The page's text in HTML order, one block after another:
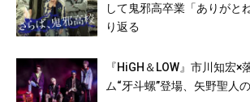
して鬼邪高卒業「ありがと
り返る
『HiGH＆LOW』市川知宏×
ム“牙斗螺”登場、矢野聖人